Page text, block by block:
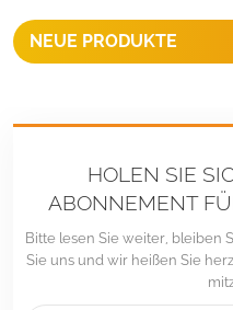
Montagelösung für die
Landwirtschaft und
Solarparks.
NEUE PRODUKTE
HOLEN SIE
ABONNEMENT
Bitte lesen Sie weiter, bleiben
Sie uns und wir heißen Sie